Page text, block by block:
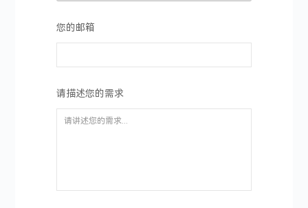
您的邮箱
请描述您的需求